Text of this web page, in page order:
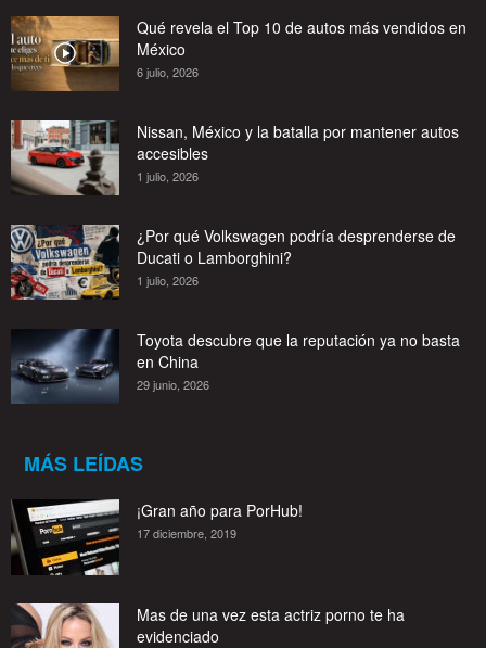
Qué revela el Top 10 de autos más vendidos en
México
6 julio, 2026
Nissan, México y la batalla por mantener autos
accesibles
1 julio, 2026
¿Por qué Volkswagen podría desprenderse de
Ducati o Lamborghini?
1 julio, 2026
Toyota descubre que la reputación ya no basta
en China
29 junio, 2026
MÁS LEÍDAS
¡Gran año para PorHub!
17 diciembre, 2019
Mas de una vez esta actriz porno te ha
evidenciado